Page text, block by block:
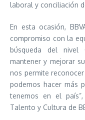
laboral y conciliación
En esta ocasión,
compromiso con la
búsqueda del
mantener y mejorar
nos permite
podemos hacer más
tenemos en el
Talento y Cultura de